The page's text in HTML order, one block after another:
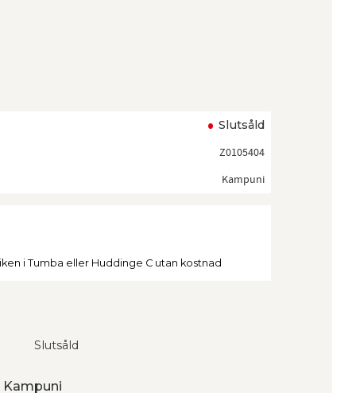
Slutsåld
Z0105404
Kampuni
i Tumba eller Huddinge C utan kostnad
Slutsåld
Kampuni